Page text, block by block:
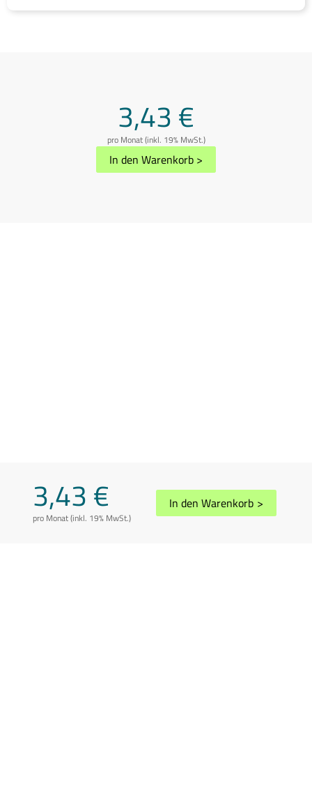
3,43 €
pro Monat (inkl. 19% MwSt.)
In den Warenkorb >
3,43 €
pro Monat (inkl. 19% MwSt.)
In den Warenkorb >